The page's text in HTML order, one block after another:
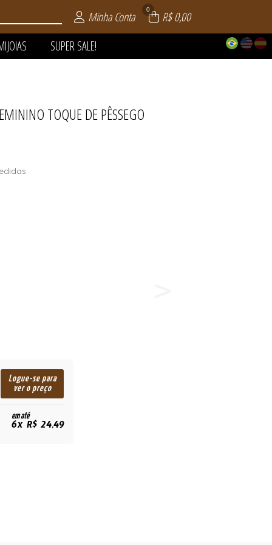
Minha Conta 0 R$ 0,00
VERÃO
SUPER SALE!
TOQUE DE PÊSSEGO
Logue-se para
ver o preço
em até
6x R$ 24,49